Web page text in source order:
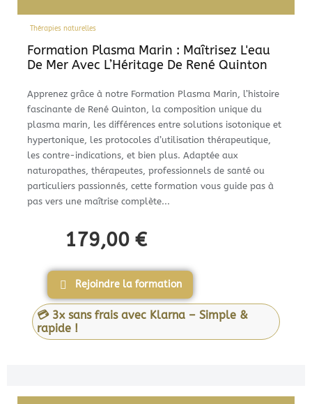
Thérapies naturelles
Formation Plasma Marin : Maîtrisez L'eau
De Mer Avec L’Héritage De René Quinton
Apprenez grâce à notre Formation Plasma Marin, l’histoire
fascinante de René Quinton, la composition unique du
plasma marin, les différences entre solutions isotonique et
hypertonique, les protocoles d’utilisation thérapeutique,
les contre-indications, et bien plus. Adaptée aux
naturopathes, thérapeutes, professionnels de santé ou
particuliers passionnés, cette formation vous guide pas à
pas vers une maîtrise complète...
179,00 €
Rejoindre la formation
💳 3x sans frais avec Klarna – Simple &
rapide !